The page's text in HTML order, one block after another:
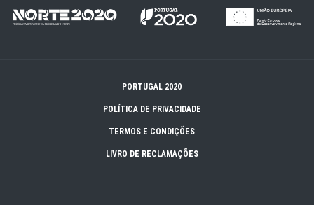
PORTUGAL 2020
POLÍTICA DE PRIVACIDADE
TERMOS E CONDIÇÕES
LIVRO DE RECLAMAÇÕES